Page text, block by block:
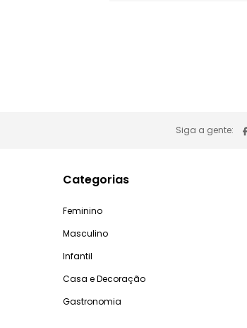
Siga a gente:
Categorias
Feminino
Masculino
Infantil
Casa e Decoração
Gastronomia